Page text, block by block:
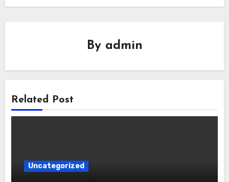
By admin
Related Post
Uncategorized